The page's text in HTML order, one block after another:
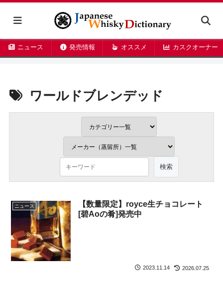
ニュース 発売情報 オススメ カスクオーナー
ワールドブレンデッド
ニュース
【数量限定】royce生チョコレート
[碧Aoの肴]発売中
2023.11.14 2026.07.25